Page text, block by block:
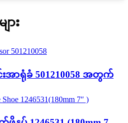
း
အာရုံခံ 501210058 အတွက်